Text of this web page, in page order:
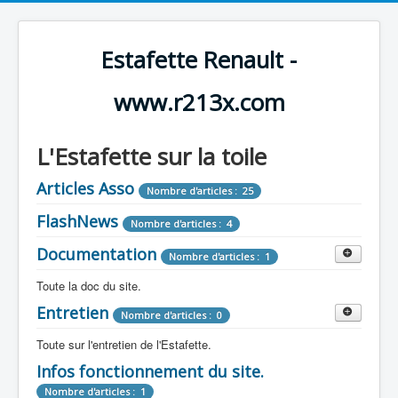
Estafette Renault -
www.r213x.com
L'Estafette sur la toile
Articles Asso Nombre d'articles : 25
FlashNews Nombre d'articles : 4
Documentation Nombre d'articles : 1
Toute la doc du site.
Revue de Presse Nombre d'articles : 9
Tous les articles que l'on a vu sur l'estafette !
Camping Car Nombre d'articles : 3
Entretien Nombre d'articles : 0
Toute sur l'entretien de l'Estafette.
Mécanique Nombre d'articles : 0
Infos fonctionnement du site.
Nombre d'articles : 1